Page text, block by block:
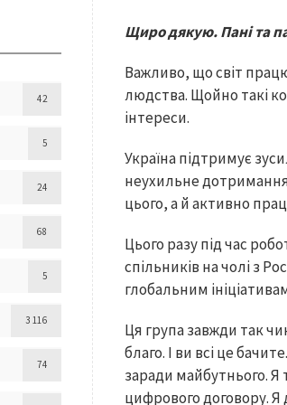
Щиро дякую. Пані та
Важливо, що світ
людства. Щойно такі
інтереси.
Україна підтримує
неухильне
цього, а й активно
Цього разу під час
спільників на чолі з
глобальним
Ця група завжди так
благо. І ви всі це
заради майбутнього.
цифрового договору. Я
42
5
24
68
5
3 116
74